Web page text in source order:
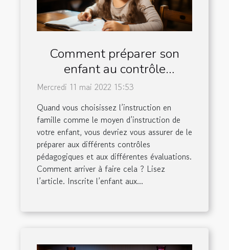
Comment préparer son
enfant au contrôle
pédagogique en classe de
CE1 ?
Mercredi 11 mai 2022 15:53
Quand vous choisissez l’instruction en
famille comme le moyen d’instruction de
votre enfant, vous devriez vous assurer de le
préparer aux différents contrôles
pédagogiques et aux différentes évaluations.
Comment arriver à faire cela ? Lisez
l’article. Inscrite l’enfant aux...